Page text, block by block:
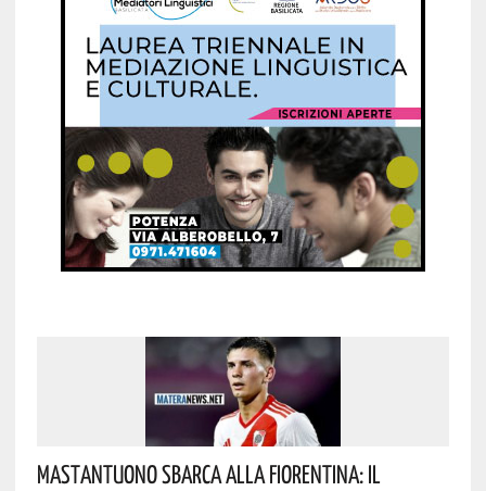
Mastantuono Sbarca Alla Fiorentina: Il